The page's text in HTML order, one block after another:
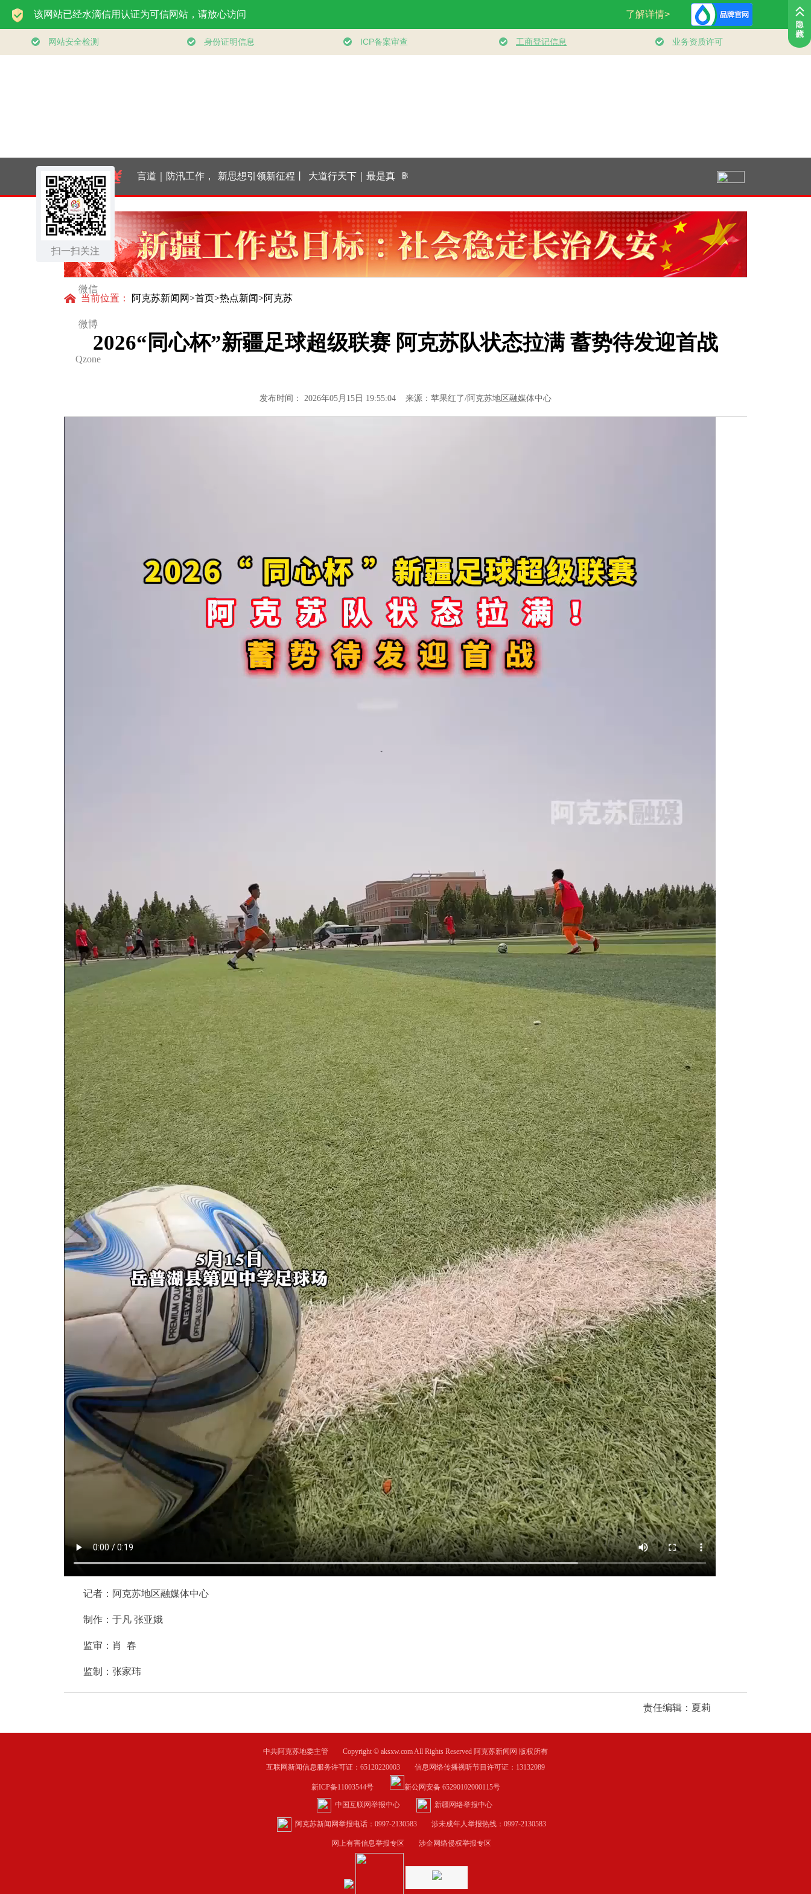
扫一扫关注
微信
微博
Qzone
学习进行时丨人民的
健康、体质、幸福一
脉相承
习言道｜防汛工作，
习近平为何强调“宁
可十防九空”？
新思想引领新征程丨
服务消费扩容升级 激
发内需新活力
大道行天下｜最是真
情暖人心——中国元
首外交的世界情怀与
时习之丨“向着建设
体育强国、健康中国
的目标不断迈进”
经据典话廉政（一） 局
习近平总书记关切事
｜厚植营商沃土推动
东北全面振兴
当前位置： 阿克苏新闻网>首页>热点新闻>阿克苏
2026“同心杯”新疆足球超级联赛 阿克苏队状态拉满 蓄势待发迎首战
发布时间： 2026年05月15日 19:55:04 来源：苹果红了/阿克苏地区融媒体中心
记者：阿克苏地区融媒体中心
制作：于凡 张亚娥
监审：肖 春
监制：张家玮
责任编辑：夏莉
中共阿克苏地委主管 Copyright © aksxw.com All Rights Reserved 阿克苏新闻网 版权所有
互联网新闻信息服务许可证：65120220003 信息网络传播视听节目许可证：13132089
新ICP备11003544号 新公网安备 65290102000115号
中国互联网举报中心 新疆网络举报中心
阿克苏新闻网举报电话：0997-2130583 涉未成年人举报热线：0997-2130583
网上有害信息举报专区 涉企网络侵权举报专区